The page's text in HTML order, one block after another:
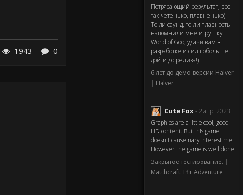
Потрясающий результат, все
так четенько, плавненько)
То ли саунд, то ли плавность
напомнили мне игрушку
World of Goo, удачи вам в
разработке и сил побольше
дойти до релиза!)
6 лет до демо-версии Halver
| Halver
Cute Fox- 2 апр. 2023
Graphics are a little cool, good
HD content. But this game
doesn't cause nary interest me.
However the game is well done.
Закрытое тестирование. |
Matchcraft: Efir Adventure
1943 0